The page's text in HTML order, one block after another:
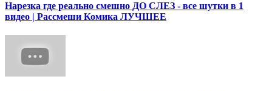
Нарезка где реально смешно ДО СЛЕЗ - все шутки в 1
видео | Рассмеши Комика ЛУЧШЕЕ